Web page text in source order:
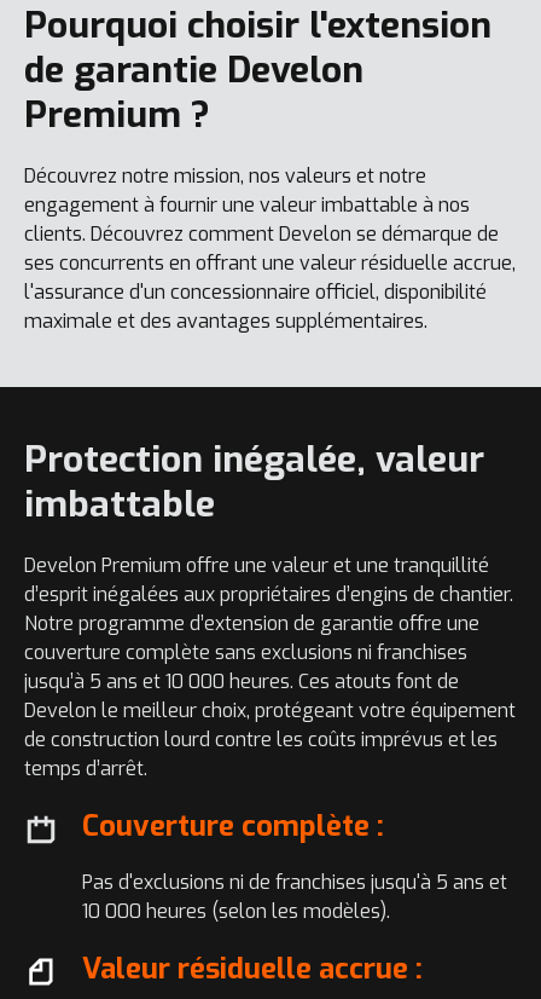
Pourquoi choisir l'extension
de garantie Develon
Premium ?
Découvrez notre mission, nos valeurs et notre
engagement à fournir une valeur imbattable à nos
clients. Découvrez comment Develon se démarque de
ses concurrents en offrant une valeur résiduelle accrue,
l'assurance d'un concessionnaire officiel, disponibilité
maximale et des avantages supplémentaires.
Protection inégalée, valeur
imbattable
Develon Premium offre une valeur et une tranquillité
d’esprit inégalées aux propriétaires d’engins de chantier.
Notre programme d’extension de garantie offre une
couverture complète sans exclusions ni franchises
jusqu’à 5 ans et 10 000 heures. Ces atouts font de
Develon le meilleur choix, protégeant votre équipement
de construction lourd contre les coûts imprévus et les
temps d’arrêt.
Couverture complète :
Pas d'exclusions ni de franchises jusqu'à 5 ans et
10 000 heures (selon les modèles).
Valeur résiduelle accrue :